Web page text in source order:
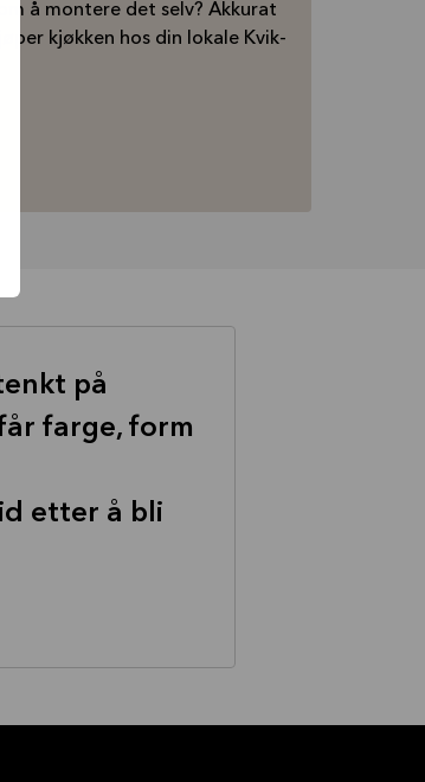
å montere det selv? Akkurat
kjøkken hos din lokale Kvik-
på
farge, form
etter å bli